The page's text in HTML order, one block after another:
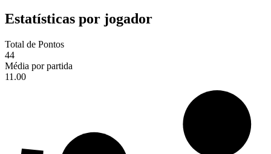
Estatísticas por jogador
Total de Pontos
44
Média por partida
11.00